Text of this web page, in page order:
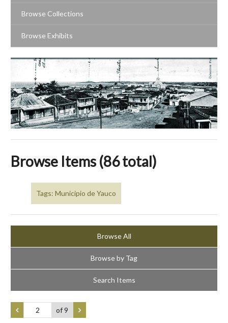
Browse Collections
Browse Exhibits
Browse Items (86 total)
Tags: Municipio de Yauco
Browse All
Browse by Tag
Search Items
of 9